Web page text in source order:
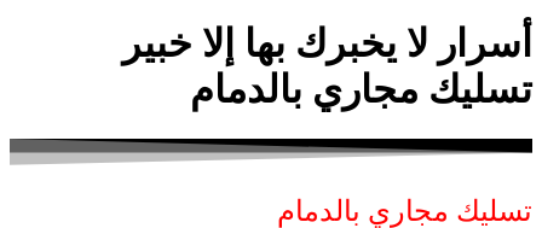
أسرار لا يخبرك بها إلا خبير
تسليك مجاري بالدمام
تسليك مجاري بالدمام